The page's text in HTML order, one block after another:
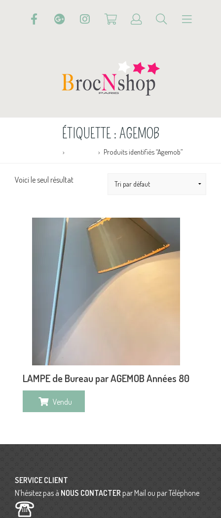
ÉTIQUETTE : AGEMOB
Produits identifiés “Agemob”
Voici le seul résultat
LAMPE de Bureau par AGEMOB Années 80
Vendu
SERVICE CLIENT
N’hésitez pas à NOUS CONTACTER par Mail ou par Téléphone